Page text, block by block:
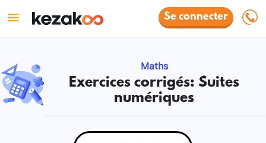
Se connecter
Maths
Exercices corrigés: Suites
numériques